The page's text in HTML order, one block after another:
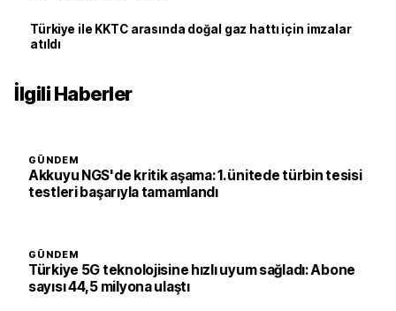
Türkiye ile KKTC arasında doğal gaz hattı için imzalar
atıldı
İlgili Haberler
GÜNDEM
Akkuyu NGS'de kritik aşama: 1. ünitede türbin tesisi
testleri başarıyla tamamlandı
GÜNDEM
Türkiye 5G teknolojisine hızlı uyum sağladı: Abone
sayısı 44,5 milyona ulaştı